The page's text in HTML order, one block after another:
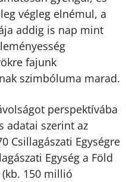
végleg elnémul, a
addig is nap mint
fajunk
szimbóluma marad.
perspektívába
adatai szerint az
Csillagászati Egységre
Egység a Föld
150 millió